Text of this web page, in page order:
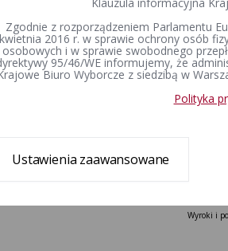
Ustawa o
Wyroki i
Zgodnie z rozporządzeniem Parlamentu
kwietnia 2016 r. w sprawie ochrony osób
osobowych i w sprawie swobodnego
95/46/WE informujemy, że
Biuro Wyborcze z siedzibą w
Polityka
Ustawienia zaawansowane